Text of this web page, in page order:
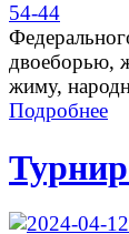
двоеборью,
жиму,
Подробнее